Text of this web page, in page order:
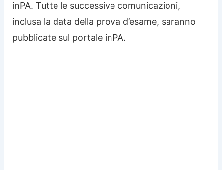
inPA. Tutte le successive comunicazioni,
inclusa la data della prova d’esame, saranno
pubblicate sul portale inPA.